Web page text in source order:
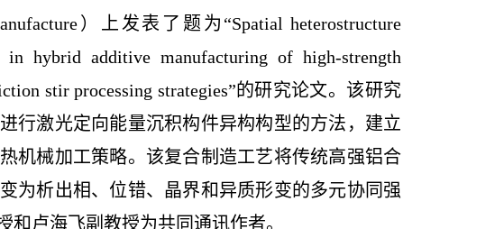
）上发表了题为 “Spatial heterostructure
in hybrid additive manufacturing of high-strength
stir processing strategies”的研究论文。该研究
行激光定向能量沉积构件异构构型的方法，建立
机械加工策略。该复合制造工艺将传统高强铝合
为析出相、位错、晶界和异质形变的多元协同强
卢海飞副教授为共同通讯作者。